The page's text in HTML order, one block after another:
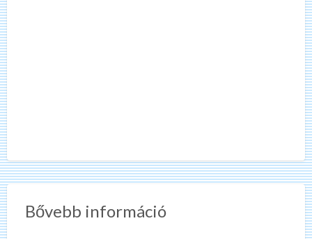
Bővebb információ